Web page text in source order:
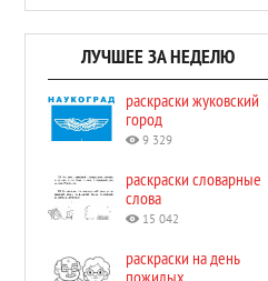
ЛУЧШЕЕ ЗА НЕДЕЛЮ
раскраски жуковский
город
9 329
раскраски словарные
слова
15 042
раскраски на день
пожилых